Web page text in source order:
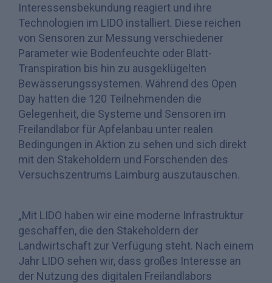
Interessensbekundung reagiert und ihre
Technologien im LIDO installiert. Diese reichen
von Sensoren zur Messung verschiedener
Parameter wie Bodenfeuchte oder Blatt-
Transpiration bis hin zu ausgeklügelten
Bewässerungssystemen. Während des Open
Day hatten die 120 Teilnehmenden die
Gelegenheit, die Systeme und Sensoren im
Freilandlabor für Apfelanbau unter realen
Bedingungen in Aktion zu sehen und sich direkt
mit den Stakeholdern und Forschenden des
Versuchszentrums Laimburg auszutauschen.
„Mit LIDO haben wir eine moderne Infrastruktur
geschaffen, die den Stakeholdern der
Landwirtschaft zur Verfügung steht. Nach einem
Jahr LIDO sehen wir, dass großes Interesse an
der Nutzung des digitalen Freilandlabors